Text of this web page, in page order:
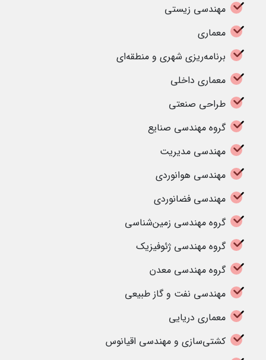
مهندسی زیستی
معماری
برنامه‌ریزی شهری و منطقه‌ای
معماری داخلی
طراحی صنعتی
گروه مهندسی صنایع
مهندسی مدیریت
مهندسی هوانوردی
مهندسی فضانوردی
گروه مهندسی زمین‌شناسی
گروه مهندسی ژئوفیزیک
گروه مهندسی معدن
مهندسی نفت و گاز طبیعی
معماری دریایی
کشتی‌سازی و مهندسی اقیانوس